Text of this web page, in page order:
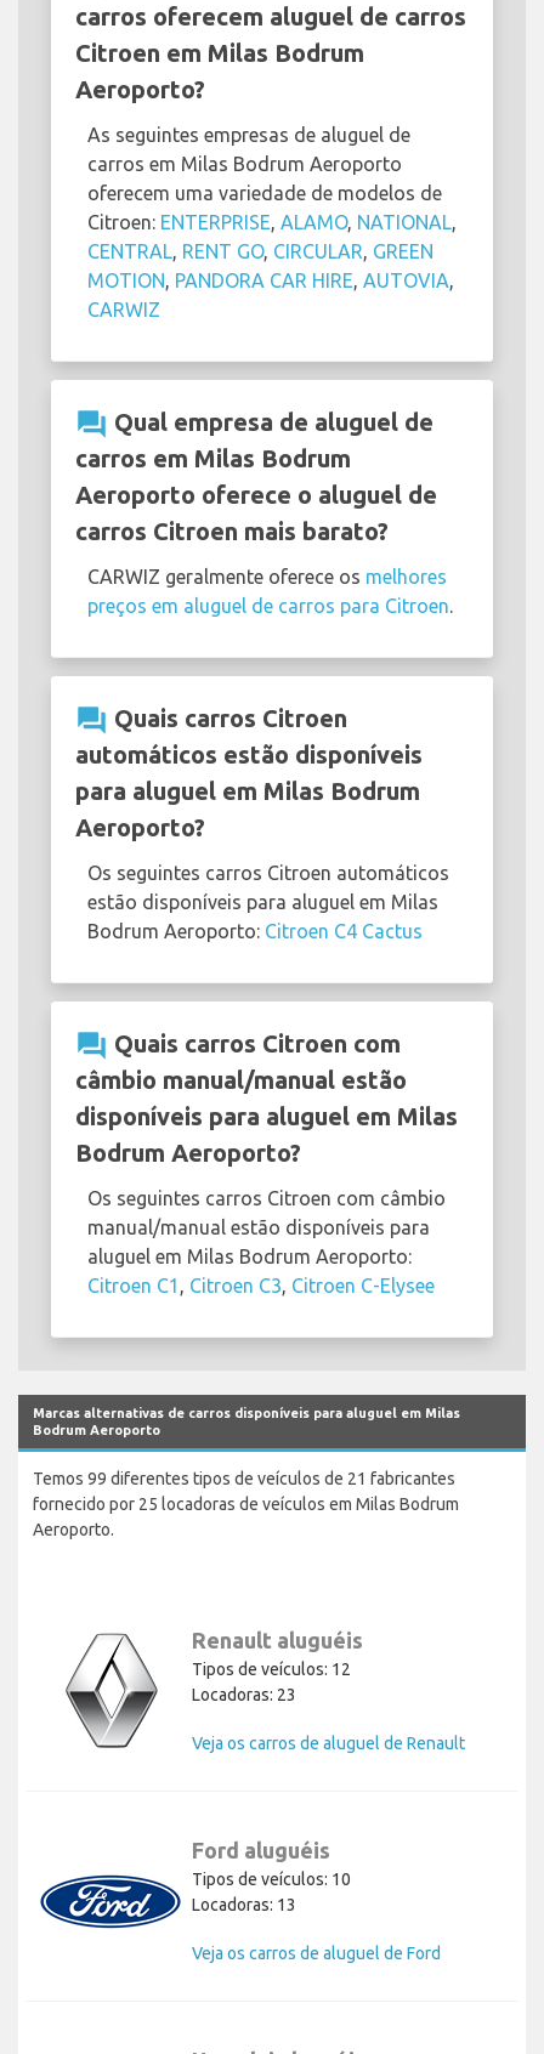
carros oferecem aluguel de carros
Citroen em Milas Bodrum
Aeroporto?
As seguintes empresas de aluguel de
carros em Milas Bodrum Aeroporto
oferecem uma variedade de modelos de
Citroen: ENTERPRISE, ALAMO, NATIONAL,
CENTRAL, RENT GO, CIRCULAR, GREEN
MOTION, PANDORA CAR HIRE, AUTOVIA,
CARWIZ
question_answer Qual empresa de aluguel de
carros em Milas Bodrum
Aeroporto oferece o aluguel de
carros Citroen mais barato?
CARWIZ geralmente oferece os melhores
preços em aluguel de carros para Citroen.
question_answer Quais carros Citroen
automáticos estão disponíveis
para aluguel em Milas Bodrum
Aeroporto?
Os seguintes carros Citroen automáticos
estão disponíveis para aluguel em Milas
Bodrum Aeroporto: Citroen C4 Cactus
question_answer Quais carros Citroen com
câmbio manual/manual estão
disponíveis para aluguel em Milas
Bodrum Aeroporto?
Os seguintes carros Citroen com câmbio
manual/manual estão disponíveis para
aluguel em Milas Bodrum Aeroporto:
Citroen C1 , Citroen C3, Citroen C-Elysee
Marcas alternativas de carros disponíveis para aluguel em Milas
Bodrum Aeroporto
Temos 99 diferentes tipos de veículos de 21 fabricantes
fornecido por 25 locadoras de veículos em Milas Bodrum
Aeroporto.
Renault aluguéis
Tipos de veículos: 12
Locadoras: 23
Veja os carros de aluguel de Renault
Ford aluguéis
Tipos de veículos: 10
Locadoras: 13
Veja os carros de aluguel de Ford